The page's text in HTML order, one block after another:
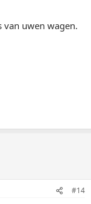
van uwen wagen.
#14